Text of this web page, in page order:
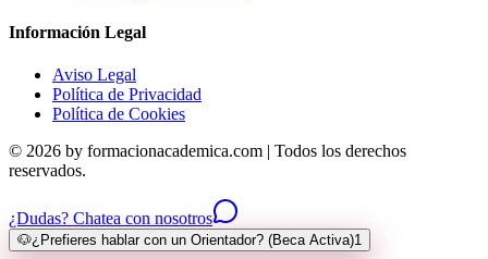
Información Legal
Aviso Legal
Política de Privacidad
Política de Cookies
© 2026 by formacionacademica.com | Todos los derechos
reservados.
¿Dudas? Chatea con nosotros
🐶¿Prefieres hablar con un Orientador? (Beca Activa)1